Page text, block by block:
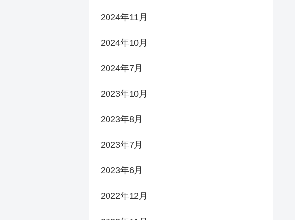
2024年11月
2024年10月
2024年7月
2023年10月
2023年8月
2023年7月
2023年6月
2022年12月